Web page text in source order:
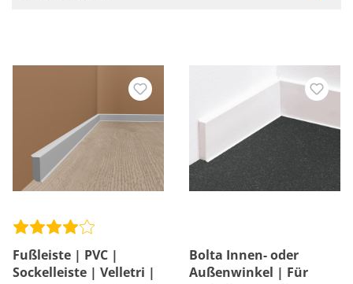
Fußleiste | PVC |
Sockelleiste | Velletri |
Bolta Innen- oder
Außenwinkel | Für